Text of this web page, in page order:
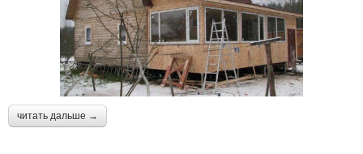
читать дальше →